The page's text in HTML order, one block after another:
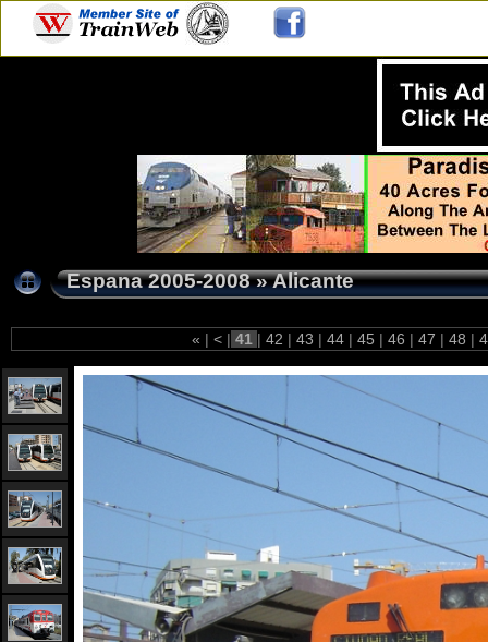
Espana 2005-2008»Alicante
« | < | 41 | 42 | 43 | 44 | 45 | 46 | 47 | 48 |